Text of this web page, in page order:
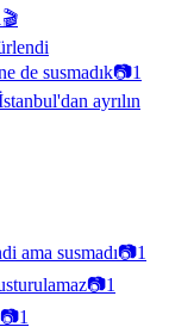
🎬
de susmadık📷1
ayrılın
ama susmadı📷1
📷1
📷1